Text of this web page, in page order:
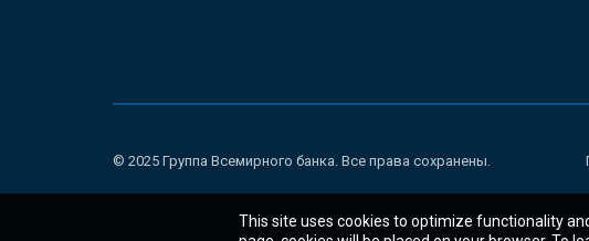
© 2025 Группа Всемирного банка. Все права сохранены.
This site uses cookies to optimize functionality